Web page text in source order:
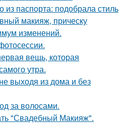
из паспорта: подобрала стиль
макияж, прическу
изменений.
вещь, которая
утра.
выходя из дома и без
за волосами.
"Свадебный Макияж".